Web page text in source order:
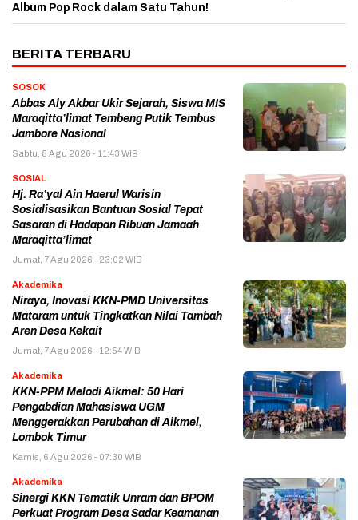
Album Pop Rock dalam Satu Tahun!
BERITA TERBARU
SOSOK
Abbas Aly Akbar Ukir Sejarah, Siswa MIS
Maraqitta’limat Tembeng Putik Tembus
Jambore Nasional
Sabtu, 8 Agu 2026 - 11:43 WIB
SOSIAL
Hj. Ra’yal Ain Haerul Warisin
Sosialisasikan Bantuan Sosial Tepat
Sasaran di Hadapan Ribuan Jamaah
Maraqitta’limat
Jumat, 7 Agu 2026 - 23:02 WIB
Akademika
Niraya, Inovasi KKN-PMD Universitas
Mataram untuk Tingkatkan Nilai Tambah
Aren Desa Kekait
Jumat, 7 Agu 2026 - 12:54 WIB
Akademika
KKN-PPM Melodi Aikmel: 50 Hari
Pengabdian Mahasiswa UGM
Menggerakkan Perubahan di Aikmel,
Lombok Timur
Kamis, 6 Agu 2026 - 07:30 WIB
Akademika
Sinergi KKN Tematik Unram dan BPOM
Perkuat Program Desa Sadar Keamanan